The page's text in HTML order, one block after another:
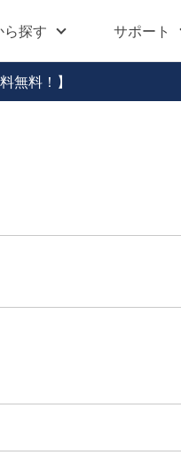
ら探す サポート
無料！】